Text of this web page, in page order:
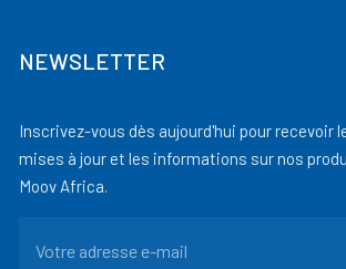
NEWSLETTER
Inscrivez-vous dès aujourd'hui pour recevoir
mises à jour et les informations sur nos
Moov Africa.